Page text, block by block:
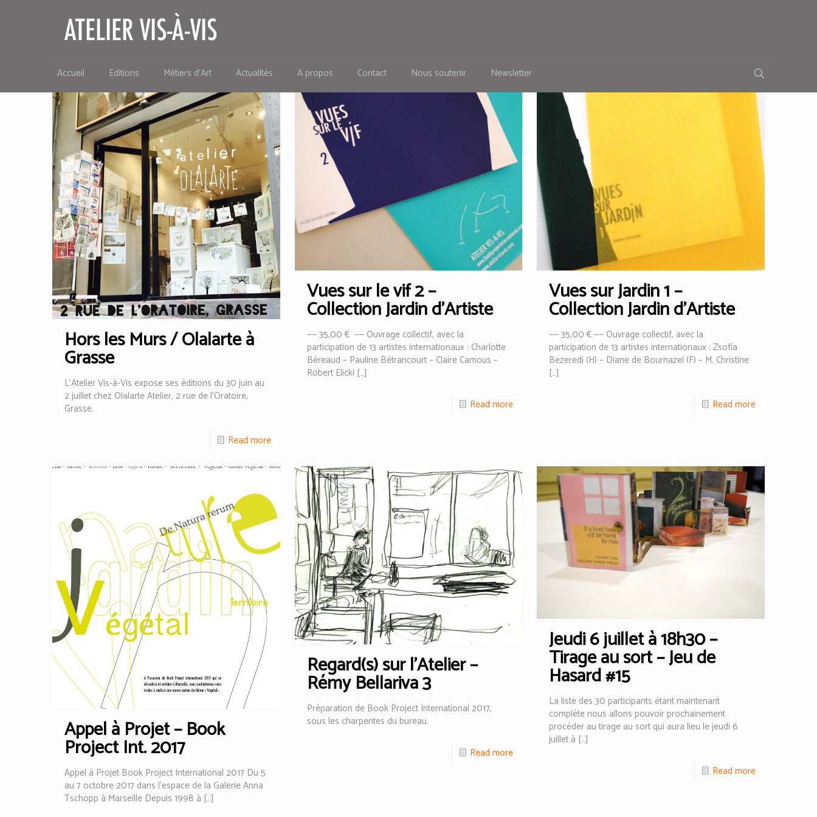
Accueil Editions Métiers d’Art Actualités A propos Contact Nous soutenir Newsletter
Hors les Murs / Olalarte à
Grasse
L’Atelier Vis-à-Vis expose ses éditions du 30 juin au
2 juillet chez Olalarte Atelier, 2 rue de l’Oratoire,
Grasse.
Read more
Vues sur le vif 2 –
Collection Jardin d’Artiste
—— 35,00 € —— Ouvrage collectif, avec la
participation de 13 artistes internationaux : Charlotte
Béreaud – Pauline Bétrancourt – Claire Camous –
Robert Elicki […]
Read more
Vues sur Jardin 1 –
Collection Jardin d’Artiste
—— 35,00 € —— Ouvrage collectif, avec la
participation de 13 artistes internationaux : Zsofia
Bezeredi (H) – Diane de Bournazel (F) – M. Christine
[…]
Read more
Appel à Projet – Book
Project Int. 2017
Appel à Projet Book Project International 2017 Du 5
au 7 octobre 2017 dans l’espace de la Galerie Anna
Tschopp à Marseille Depuis 1998 à […]
Regard(s) sur l’Atelier –
Rémy Bellariva 3
Préparation de Book Project International 2017,
sous les charpentes du bureau.
Read more
Jeudi 6 juillet à 18h30 –
Tirage au sort – Jeu de
Hasard #15
La liste des 30 participants étant maintenant
complète nous allons pouvoir prochainement
procéder au tirage au sort qui aura lieu le jeudi 6
juillet à […]
Read more